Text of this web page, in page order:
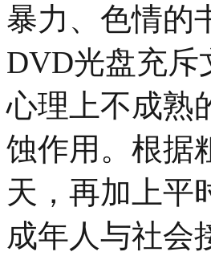
暴力、色情的
DVD光盘充斥
心理上不成熟
蚀作用。根据
天，再加上平
成年人与社会